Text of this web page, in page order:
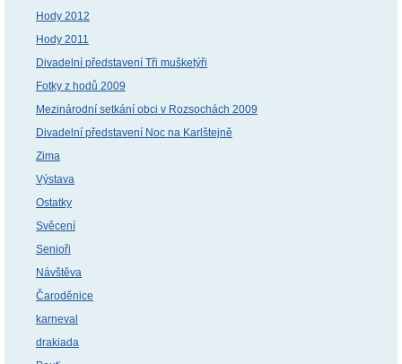
Hody 2012
Hody 2011
Divadelní představení Tři mušketýři
Fotky z hodů 2009
Mezinárodní setkání obci v Rozsochách 2009
Divadelní představení Noc na Karlštejně
Zima
Výstava
Ostatky
Svěcení
Senioři
Návštěva
Čaroděnice
karneval
drakiada